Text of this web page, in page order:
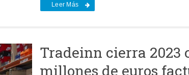
Leer Más
Tradeinn cierra 2023
millones de euros